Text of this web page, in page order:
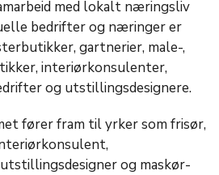
med lokalt næringsliv
bedrifter og næringer er
gartnerier, male-,
interiørkonsulenter,
og utstillingsdesignere.
fører fram til yrker som frisør,
og maskør-